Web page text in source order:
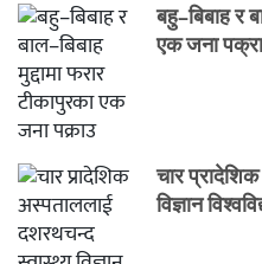
बहु–बिबाह र
एक जना
चार
विज्ञान